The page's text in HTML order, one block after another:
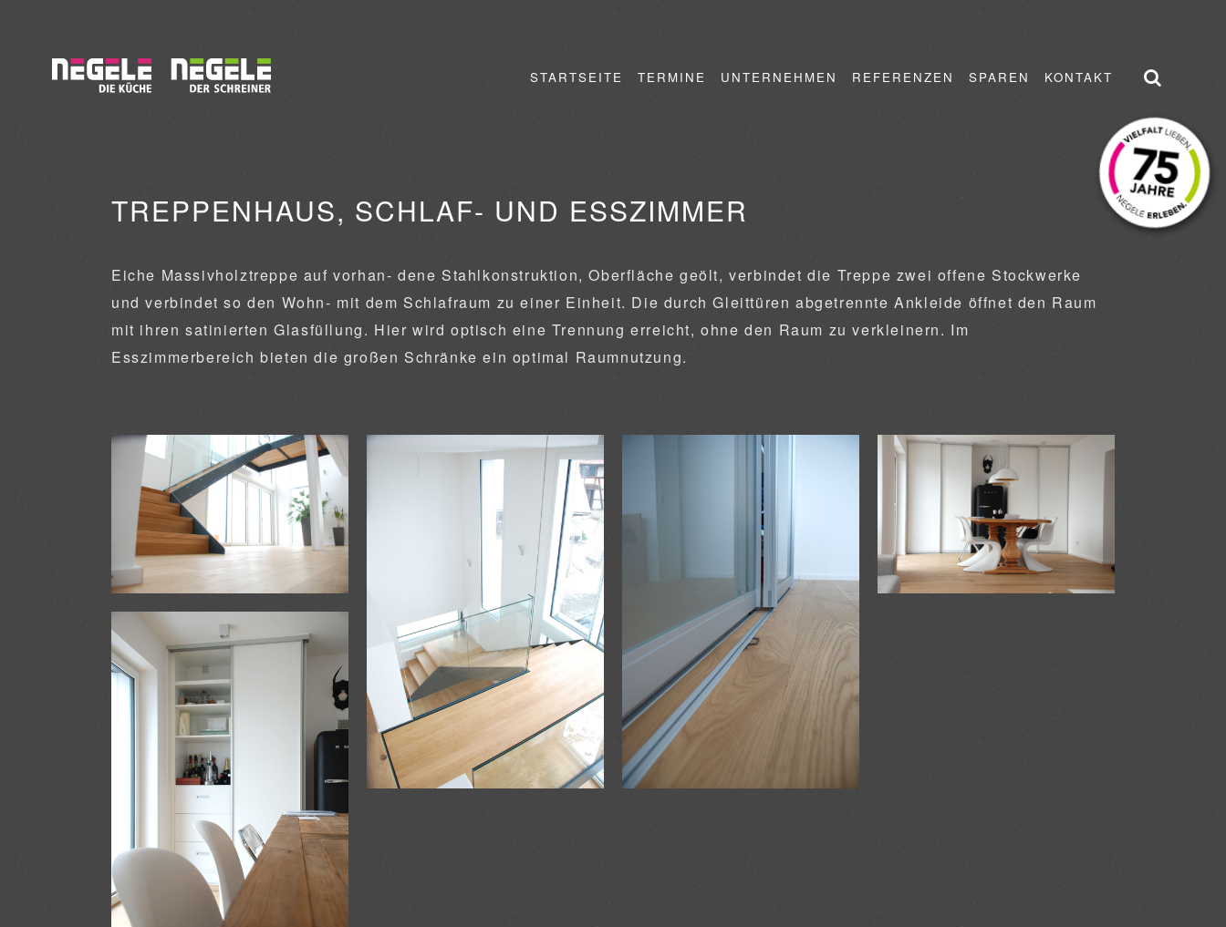
STARTSEITE TERMINE UNTERNEHMEN REFERENZEN SPAREN KONTAKT
TREPPENHAUS, SCHLAF- UND ESSZIMMER
Eiche Massivholztreppe auf vorhan- dene Stahlkonstruktion, Oberfläche geölt, verbindet die Treppe zwei offene Stockwerke
und verbindet so den Wohn- mit dem Schlafraum zu einer Einheit. Die durch Gleittüren abgetrennte Ankleide öffnet den Raum
mit ihren satinierten Glasfüllung. Hier wird optisch eine Trennung erreicht, ohne den Raum zu verkleinern. Im
Esszimmerbereich bieten die großen Schränke ein optimal Raumnutzung.